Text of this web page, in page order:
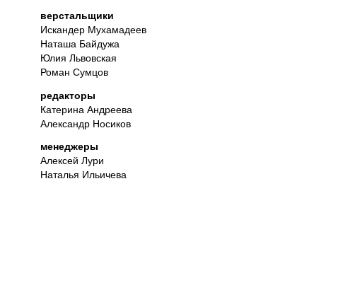
верстальщики
Искандер Мухамадеев
Наташа Байдужа
Юлия Львовская
Роман Сумцов
редакторы
Катерина Андреева
Александр Носиков
менеджеры
Алексей Лури
Наталья Ильичева